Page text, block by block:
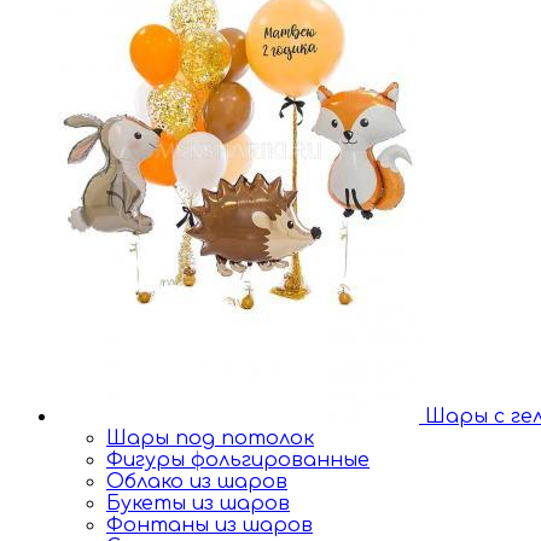
Шары с
Шары под потолок
Фигуры фольгированные
Облако из шаров
Букеты из шаров
Фонтаны из шаров